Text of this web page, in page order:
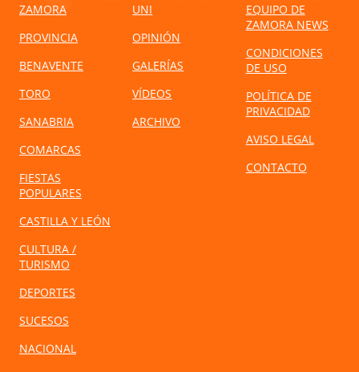
ZAMORA
PROVINCIA
BENAVENTE
TORO
SANABRIA
COMARCAS
FIESTAS
POPULARES
CASTILLA Y LEÓN
CULTURA /
TURISMO
DEPORTES
SUCESOS
NACIONAL
UNI
OPINIÓN
GALERÍAS
VÍDEOS
ARCHIVO
EQUIPO DE
ZAMORA NEWS
CONDICIONES
DE USO
POLÍTICA DE
PRIVACIDAD
AVISO LEGAL
CONTACTO